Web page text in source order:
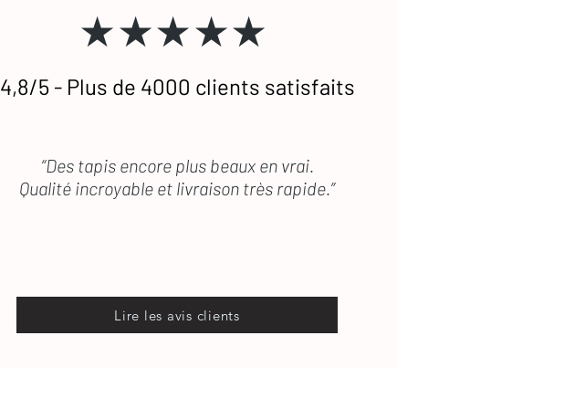
★★★★★
4,8/5 - Plus de 4000 clients satisfaits
“Des tapis encore plus beaux en vrai.
Qualité incroyable et livraison très rapide.”
Lire les avis clients